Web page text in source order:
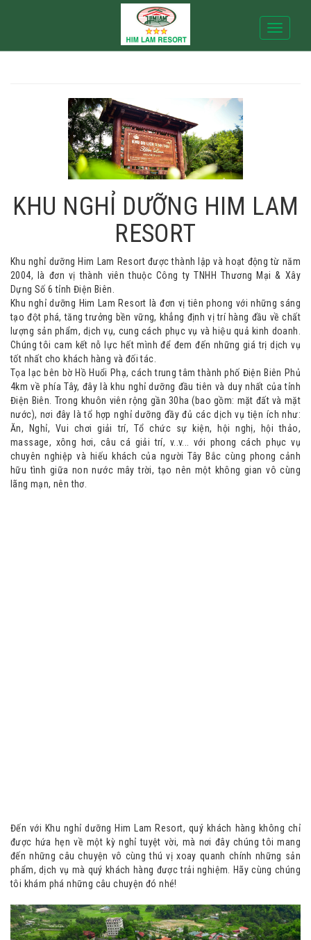
Toggle
KHU NGHỈ DƯỠNG HIM LAM
RESORT
Khu nghỉ dưỡng Him Lam Resort được thành lập và hoạt động từ năm
2004, là đơn vị thành viên thuộc Công ty TNHH Thương Mại & Xây
Dựng Số 6 tỉnh Điện Biên.
Khu nghỉ dưỡng Him Lam Resort là đơn vị tiên phong với những sáng
tạo đột phá, tăng trưởng bền vững, khẳng định vị trí hàng đầu về chất
lượng sản phẩm, dịch vụ, cung cách phục vụ và hiệu quả kinh doanh.
Chúng tôi cam kết nỗ lực hết mình để đem đến những giá trị dịch vụ
tốt nhất cho khách hàng và đối tác.
Tọa lạc bên bờ Hồ Huổi Phạ, cách trung tâm thành phố Điện Biên Phủ
4km về phía Tây, đây là khu nghỉ dưỡng đầu tiên và duy nhất của tỉnh
Điện Biên. Trong khuôn viên rộng gần 30ha (bao gồm: mặt đất và mặt
nước), nơi đây là tổ hợp nghỉ dưỡng đầy đủ các dịch vụ tiện ích như:
Ăn, Nghỉ, Vui chơi giải trí, Tổ chức sự kiện, hội nghị, hội thảo,
massage, xông hơi, câu cá giải trí, v..v... với phong cách phục vụ
chuyên nghiệp và hiếu khách của người Tây Bắc cùng phong cảnh
hữu tình giữa non nước mây trời, tạo nên một không gian vô cùng
lãng mạn, nên thơ.
Đến với Khu nghỉ dưỡng Him Lam Resort, quý khách hàng không chỉ
được hứa hẹn về một kỳ nghỉ tuyệt vời, mà nơi đây chúng tôi mang
đến những câu chuyện vô cùng thú vị xoay quanh chính những sản
phẩm, dịch vụ mà quý khách hàng được trải nghiệm. Hãy cùng chúng
tôi khám phá những câu chuyện đó nhé!